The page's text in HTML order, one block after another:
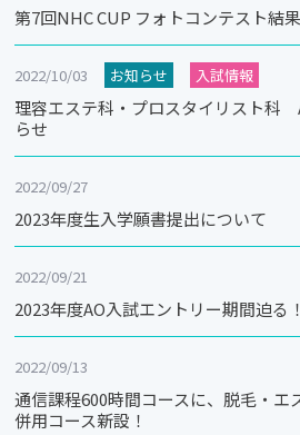
第7回NHC CUP フォトコンテスト結
2022/10/03 お知らせ 入試情報
理容エステ科・プロスタイリスト科
らせ
2022/09/27
2023年度生入学願書提出について
2022/09/21
2023年度AO入試エントリー期間迫る
2022/09/13
通信課程600時間コースに、脱毛・エ
併用コース新設！